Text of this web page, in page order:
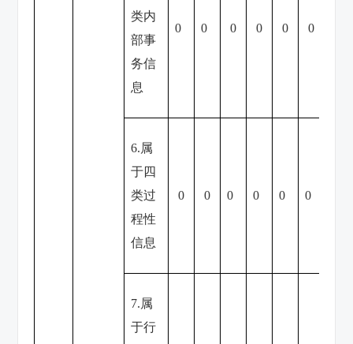
类内
部事
务信
息
0 0 0 0 0 0
6.属
于四
类过
程性
信息
0 0 0 0 0 0
7.属
于行